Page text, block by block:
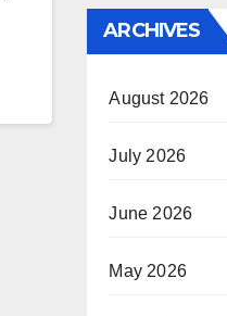
ARCHIVES
August 2026
July 2026
June 2026
May 2026